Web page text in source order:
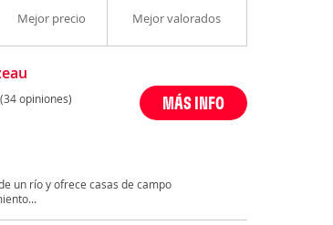
Mejor precio Mejor valorados
(34 opiniones) MÁS INFO
un río y ofrece casas de campo